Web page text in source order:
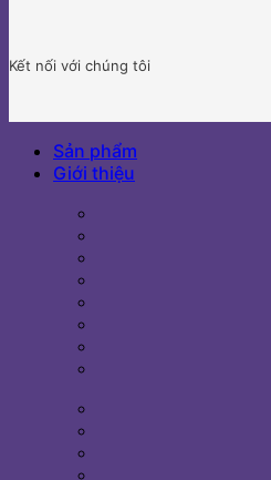
Kết nối với chúng tôi
Sản phẩm
Giới thiệu